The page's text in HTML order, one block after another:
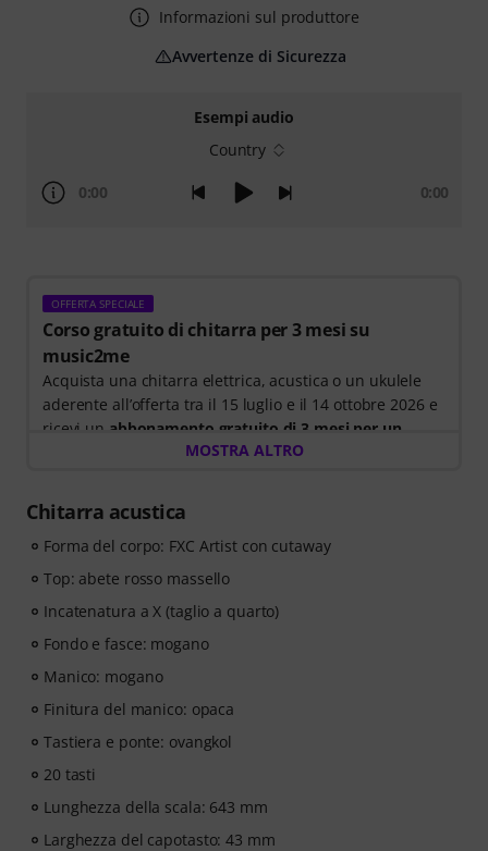
Esempi audio
Country
0:00 0:00
OFFERTA SPECIALE
Corso gratuito di chitarra per 3 mesi su
music2me
Acquista una chitarra elettrica, acustica o un ukulele
aderente all’offerta tra il 15 luglio e il 14 ottobre 2026 e
ricevi un abbonamento gratuito di 3 mesi per un
corso online di music2me del valore di 57,00 euro
attivazione per e-mail. L’abbonamento a music2me
termina automaticamente dopo la scadenza.
Music2Me, il tuo portale di apprendimento musicale
online, che segue un concetto pedagogico sviluppato
German Education Award 2025/2026 nella categoria “E
Learning per l’insegnamento di strumenti”! Con oltre
400 videolezioni per chitarra per principianti e
avanzati, da pop, rock e blues fino al metal e molto
altro ancora. Con un supporto individuale via chat,
spartiti da stampare e videoplayer intelligente con
altre funzionalità.
MOSTRA ALTRO
Chitarra acustica
Forma del corpo: FXC Artist con cutaway
Top: abete rosso massello
Incatenatura a X (taglio a quarto)
Fondo e fasce: mogano
Manico: mogano
Finitura del manico: opaca
Tastiera e ponte: ovangkol
20 tasti
Lunghezza della scala: 643 mm
Larghezza del capotasto: 43 mm
Informazioni sul produttore
Avvertenze di Sicurezza